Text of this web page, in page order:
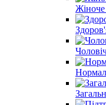
Жіноче